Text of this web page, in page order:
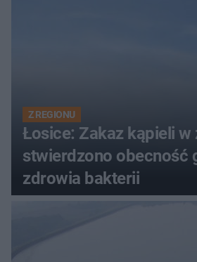
Z REGIONU
Łosice: Zakaz kąpieli w
stwierdzono obecność
zdrowia bakterii